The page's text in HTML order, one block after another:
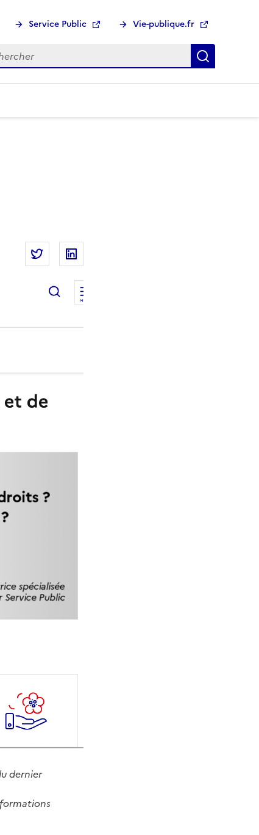
Service Public Vie-publique.fr
:
Partager la page
Partager Service Public : le baromètre de
dernier